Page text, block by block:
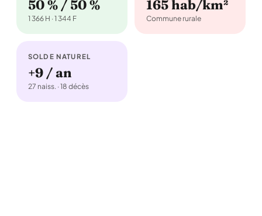
50 % / 50 %
1 366 H · 1 344 F
165 hab/km²
Commune rurale
SOLDE NATUREL
+9 / an
27 naiss. · 18 décès